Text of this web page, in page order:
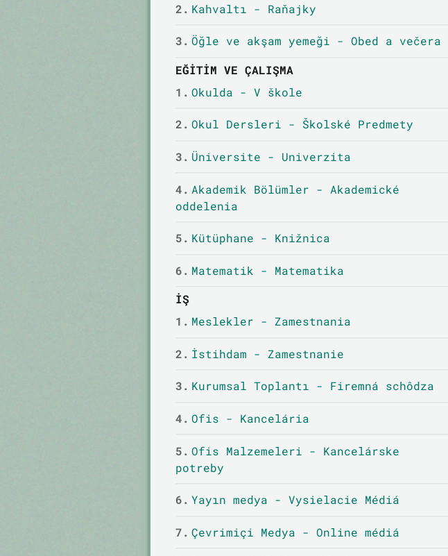
2. Kahvaltı - Raňajky
3. Öğle ve akşam yemeği - Obed a večera
EĞITIM VE ÇALIŞMA
1. Okulda - V škole
2. Okul Dersleri - Školské Predmety
3. Üniversite - Univerzita
4. Akademik Bölümler - Akademické
oddelenia
5. Kütüphane - Knižnica
6. Matematik - Matematika
İŞ
1. Meslekler - Zamestnania
2. İstihdam - Zamestnanie
3. Kurumsal Toplantı - Firemná schôdza
4. Ofis - Kancelária
5. Ofis Malzemeleri - Kancelárske
potreby
6. Yayın medya - Vysielacie Médiá
7. Çevrimiçi Medya - Online médiá